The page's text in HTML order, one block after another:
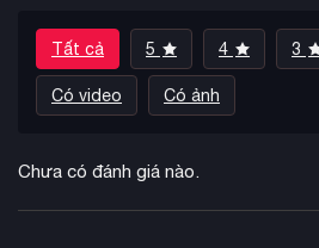
Tất cả 5 4 3
Có video Có ảnh
Chưa có đánh giá nào.